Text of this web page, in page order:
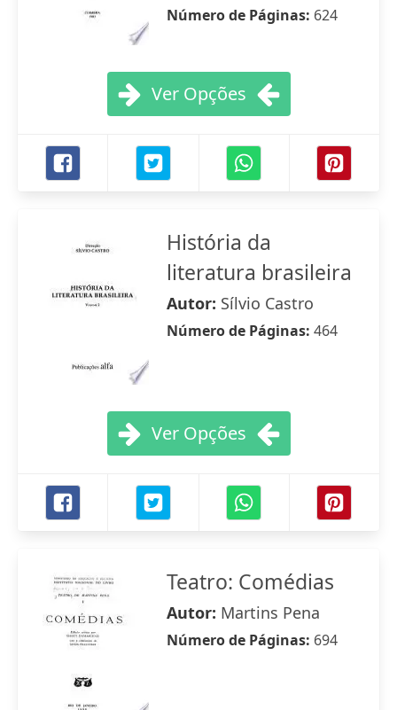
Número de Páginas: 624
Ver Opções
História da
literatura brasileira
Autor: Sílvio Castro
Número de Páginas: 464
Ver Opções
Teatro: Comédias
Autor: Martins Pena
Número de Páginas: 694